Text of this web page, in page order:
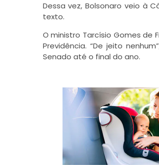
Dessa vez, Bolsonaro veio à
texto.
O ministro Tarcísio Gomes
Previdência. “De jeito
Senado até o final do ano.